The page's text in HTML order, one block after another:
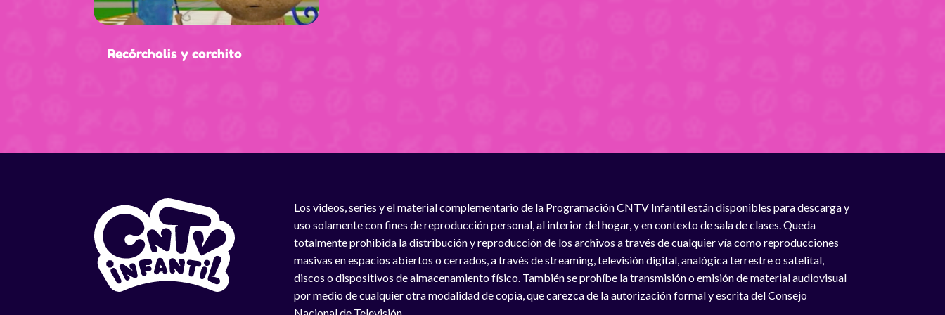
Recórcholis y corchito
Los videos, series y el material complementario de la Programación CNTV Infantil están disponibles para descarga y
uso solamente con fines de reproducción personal, al interior del hogar, y en contexto de sala de clases. Queda
totalmente prohibida la distribución y reproducción de los archivos a través de cualquier vía como reproducciones
masivas en espacios abiertos o cerrados, a través de streaming, televisión digital, analógica terrestre o satelital,
discos o dispositivos de almacenamiento físico. También se prohíbe la transmisión o emisión de material audiovisual
por medio de cualquier otra modalidad de copia, que carezca de la autorización formal y escrita del Consejo